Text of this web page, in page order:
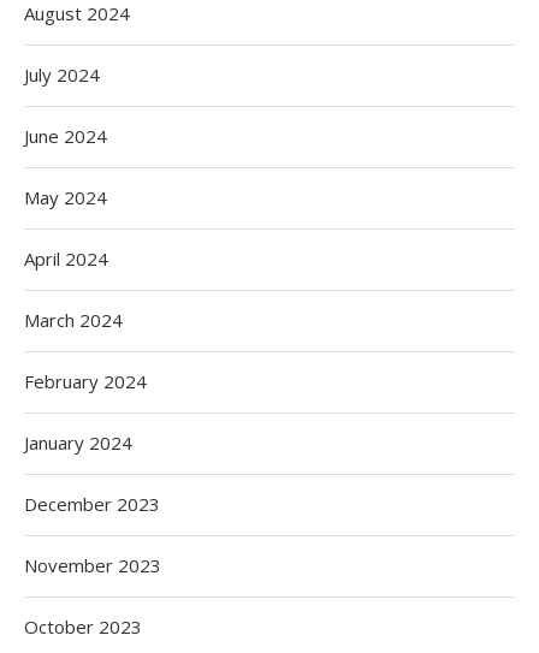
August 2024
July 2024
June 2024
May 2024
April 2024
March 2024
February 2024
January 2024
December 2023
November 2023
October 2023